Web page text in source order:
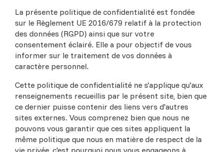
La présente politique de confidentialité est fondée
sur le Règlement UE 2016/679 relatif à la protection
des données (RGPD) ainsi que sur votre
consentement éclairé. Elle a pour objectif de vous
informer sur le traitement de vos données à
caractère personnel.
Cette politique de confidentialité ne s'applique qu'aux
renseignements recueillis par le présent site, bien que
ce dernier puisse contenir des liens vers d'autres
sites externes. Vous comprenez bien que nous ne
pouvons vous garantir que ces sites appliquent la
même politique que nous en matière de respect de la
vie privée, c'est pourquoi nous vous engageons à